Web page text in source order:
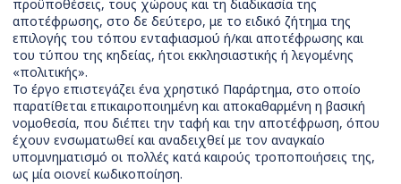
προϋποθέσεις, τους χώρους και τη διαδικασία της
αποτέφρωσης, στο δε δεύτερο, με το ειδικό ζήτημα της
επιλογής του τόπου ενταφιασμού ή/και αποτέφρωσης και
του τύπου της κηδείας, ήτοι εκκλησιαστικής ή λεγομένης
«πολιτικής».
Το έργο επιστεγάζει ένα χρηστικό Παράρτημα, στο οποίο
παρατίθεται επικαιροποιημένη και αποκαθαρμένη η βασική
νομοθεσία, που διέπει την ταφή και την αποτέφρωση, όπου
έχουν ενσωματωθεί και αναδειχθεί με τον αναγκαίο
υπομνηματισμό οι πολλές κατά καιρούς τροποποιήσεις της,
ως μία οιονεί κωδικοποίηση.